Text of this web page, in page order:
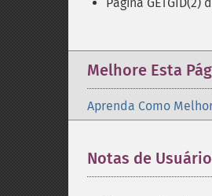
Melhore Esta
Aprenda Como
Notas de